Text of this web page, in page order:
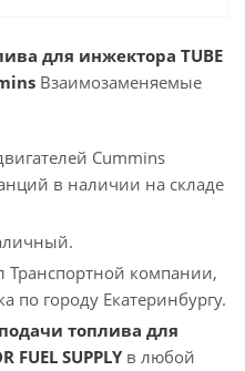
для инжектора TUBE
Взаимозаменяемые
Cummins
в наличии на складе
компании,
по городу Екатеринбургу.
топлива для
FUEL SUPPLY в любой